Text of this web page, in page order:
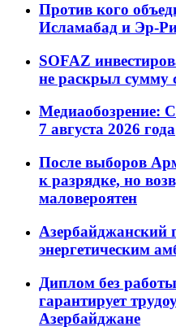
Против кого
Исламабад и Эр-
SOFAZ
не раскрыл сумму
Медиаобозрение:
7 августа 2026 года
После выборов
к разрядке, но
маловероятен
Азербайджанский
энергетическим
Диплом без
гарантирует
Азербайджане